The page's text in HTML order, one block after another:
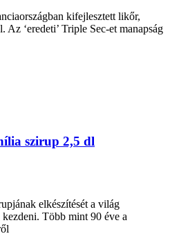
kifejlesztett likőr,
Az ‘eredeti’ Triple Sec-et manapság
szirup 2,5 dl
elkészítését a világ
Több mint 90 éve a